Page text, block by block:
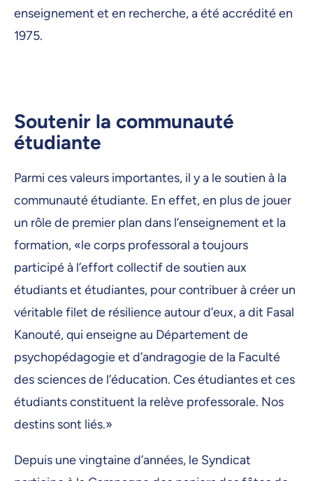
enseignement et en recherche, a été accrédité en
1975.
Soutenir la communauté
étudiante
Parmi ces valeurs importantes, il y a le soutien à la
communauté étudiante. En effet, en plus de jouer
un rôle de premier plan dans l’enseignement et la
formation, «le corps professoral a toujours
participé à l’effort collectif de soutien aux
étudiants et étudiantes, pour contribuer à créer un
véritable filet de résilience autour d’eux, a dit Fasal
Kanouté, qui enseigne au Département de
psychopédagogie et d’andragogie de la Faculté
des sciences de l’éducation. Ces étudiantes et ces
étudiants constituent la relève professorale. Nos
destins sont liés.»
Depuis une vingtaine d’années, le Syndicat